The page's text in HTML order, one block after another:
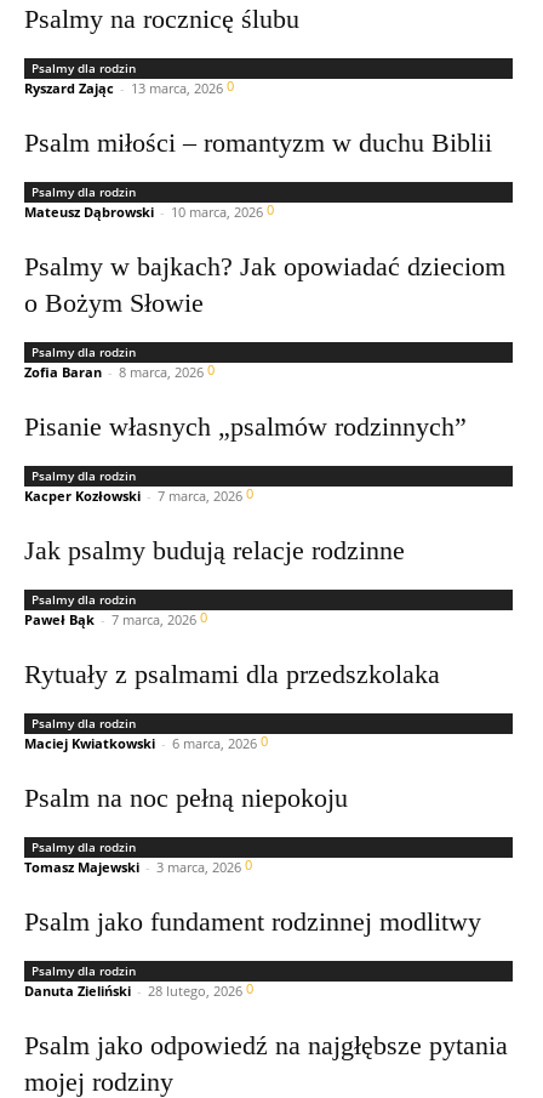
Psalmy na rocznicę ślubu
Psalmy dla rodzin
Ryszard Zając - 13 marca, 2026 0
Psalm miłości – romantyzm w duchu Biblii
Psalmy dla rodzin
Mateusz Dąbrowski - 10 marca, 2026 0
Psalmy w bajkach? Jak opowiadać dzieciom
o Bożym Słowie
Psalmy dla rodzin
Zofia Baran - 8 marca, 2026 0
Pisanie własnych „psalmów rodzinnych”
Psalmy dla rodzin
Kacper Kozłowski - 7 marca, 2026 0
Jak psalmy budują relacje rodzinne
Psalmy dla rodzin
Paweł Bąk - 7 marca, 2026 0
Rytuały z psalmami dla przedszkolaka
Psalmy dla rodzin
Maciej Kwiatkowski - 6 marca, 2026 0
Psalm na noc pełną niepokoju
Psalmy dla rodzin
Tomasz Majewski - 3 marca, 2026 0
Psalm jako fundament rodzinnej modlitwy
Psalmy dla rodzin
Danuta Zieliński - 28 lutego, 2026 0
Psalm jako odpowiedź na najgłębsze pytania
mojej rodziny